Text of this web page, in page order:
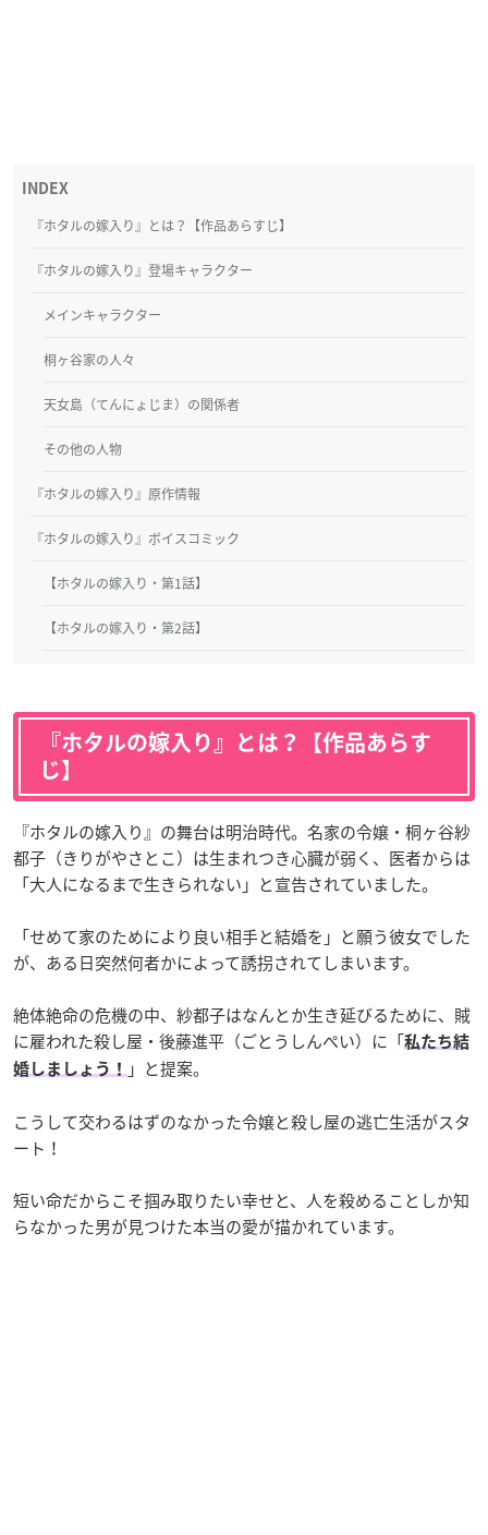
『ホタルの嫁入り』とは？【作品あらすじ】
『ホタルの嫁入り』登場キャラクター
メインキャラクター
桐ヶ谷家の人々
天女島（てんにょじま）の関係者
その他の人物
『ホタルの嫁入り』原作情報
『ホタルの嫁入り』ボイスコミック
【ホタルの嫁入り・第1話】
【ホタルの嫁入り・第2話】
『ホタルの嫁入り』とは？【作品あらす
じ】
『ホタルの嫁入り』の舞台は明治時代。名家の令嬢・桐ヶ谷紗
都子（きりがやさとこ）は生まれつき心臓が弱く、医者からは
「大人になるまで生きられない」と宣告されていました。
「せめて家のためにより良い相手と結婚を」と願う彼女でした
が、ある日突然何者かによって誘拐されてしまいます。
絶体絶命の危機の中、紗都子はなんとか生き延びるために、賊
に雇われた殺し屋・後藤進平（ごとうしんぺい）に「私たち結
婚しましょう！
」と提案。
こうして交わるはずのなかった令嬢と殺し屋の逃亡生活がスタ
ート！
短い命だからこそ掴み取りたい幸せと、人を殺めることしか知
らなかった男が見つけた本当の愛が描かれています。